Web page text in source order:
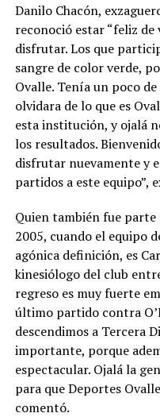
Danilo Chacón,
reconoció estar “feliz de
disfrutar. Los que
sangre de color verde,
Ovalle. Tenía un poco
olvidara de lo que es
esta institución, y ojalá
los resultados.
disfrutar nuevamente y
partidos a este equipo”,
Quien también fue
2005, cuando el equipo
agónica definición, es
kinesiólogo del club
regreso es muy fuerte
último partido contra
descendimos a Tercera
importante, porque
espectacular. Ojalá la
para que Deportes
comentó.